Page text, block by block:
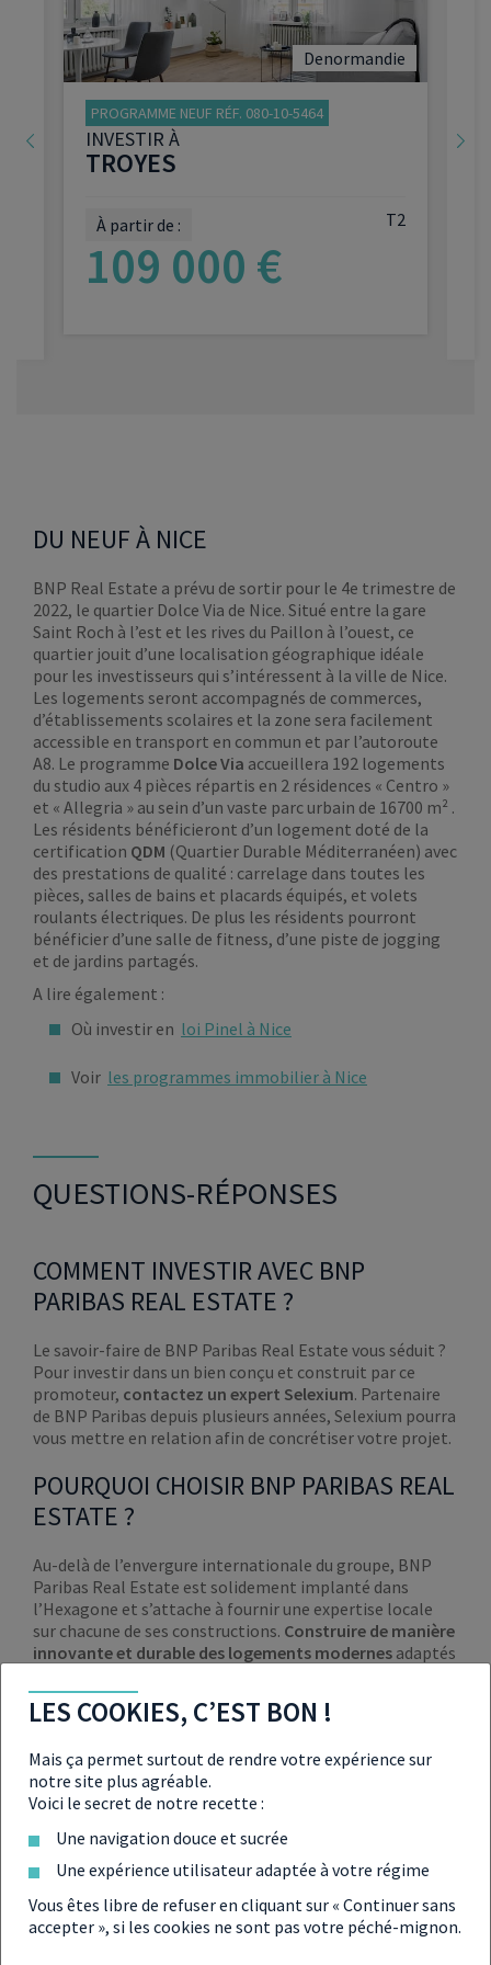
Denormandie
PROGRAMME NEUF RÉF. 080-10-5464
INVESTIR À
TROYES
T2
À partir de :
109 000 €
DU NEUF À NICE
BNP Real Estate a prévu de sortir pour le 4e trimestre de
2022, le quartier Dolce Via de Nice. Situé entre la gare
Saint Roch à l’est et les rives du Paillon à l’ouest, ce
quartier jouit d’une localisation géographique idéale
pour les investisseurs qui s’intéressent à la ville de Nice.
Les logements seront accompagnés de commerces,
d’établissements scolaires et la zone sera facilement
accessible en transport en commun et par l’autoroute
A8. Le programme Dolce Via accueillera 192 logements
du studio aux 4 pièces répartis en 2 résidences « Centro »
et « Allegria » au sein d’un vaste parc urbain de 16700 m² .
Les résidents bénéficieront d’un logement doté de la
certification QDM (Quartier Durable Méditerranéen) avec
des prestations de qualité : carrelage dans toutes les
pièces, salles de bains et placards équipés, et volets
roulants électriques. De plus les résidents pourront
bénéficier d’une salle de fitness, d’une piste de jogging
et de jardins partagés.
A lire également :
Où investir en loi Pinel à Nice
Voir les programmes immobilier à Nice
QUESTIONS-RÉPONSES
COMMENT INVESTIR AVEC BNP
PARIBAS REAL ESTATE ?
Le savoir-faire de BNP Paribas Real Estate vous séduit ?
Pour investir dans un bien conçu et construit par ce
promoteur, contactez un expert Selexium. Partenaire
de BNP Paribas depuis plusieurs années, Selexium pourra
vous mettre en relation afin de concrétiser votre projet.
POURQUOI CHOISIR BNP PARIBAS REAL
ESTATE ?
Au-delà de l’envergure internationale du groupe, BNP
Paribas Real Estate est solidement implanté dans
l’Hexagone et s’attache à fournir une expertise locale
sur chacune de ses constructions. Construire de manière
innovante et durable des logements modernes adaptés
Real Estate auprès de ses clients.
167 quai de la bataille de Stalingrad 92130 Issy-les-
01 47 59 17 21
www.realestate.bnpparibas.fr
LES COOKIES, C’EST BON !
Mais ça permet surtout de rendre votre expérience sur
notre site plus agréable.
Voici le secret de notre recette :
Une navigation douce et sucrée
Une expérience utilisateur adaptée à votre régime
Vous êtes libre de refuser en cliquant sur « Continuer sans
accepter », si les cookies ne sont pas votre péché-mignon.